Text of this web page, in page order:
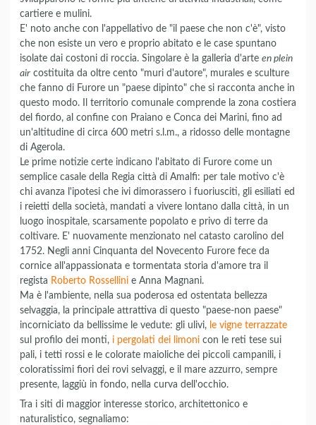
cartiere e mulini.
E' noto anche con l'appellativo de "il paese che non c'è", visto
che non esiste un vero e proprio abitato e le case spuntano
isolate dai costoni di roccia. Singolare è la galleria d'arte en plein
air costituita da oltre cento "muri d'autore", murales e sculture
che fanno di Furore un "paese dipinto" che si racconta anche in
questo modo. Il territorio comunale comprende la zona costiera
del fiordo, al confine con Praiano e Conca dei Marini, fino ad
un'altitudine di circa 600 metri s.l.m., a ridosso delle montagne
di Agerola.
Le prime notizie certe indicano l'abitato di Furore come un
semplice casale della Regia città di Amalfi: per tale motivo c'è
chi avanza l'ipotesi che ivi dimorassero i fuoriusciti, gli esiliati ed
i reietti della società, mandati a vivere lontano dalla città, in un
luogo inospitale, scarsamente popolato e privo di terre da
coltivare. E' nuovamente menzionato nel catasto carolino del
1752. Negli anni Cinquanta del Novecento Furore fece da
cornice all'appassionata e tormentata storia d'amore tra il
regista Roberto Rossellini e Anna Magnani.
Ma è l'ambiente, nella sua poderosa ed ostentata bellezza
selvaggia, la principale attrattiva di questo "paese-non paese"
incorniciato da bellissime le vedute: gli ulivi, le vigne terrazzate
sul profilo dei monti, i pergolati dei limoni con le reti tese sui
pali, i tetti rossi e le colorate maioliche dei piccoli campanili, i
coloratissimi fiori dei rovi selvaggi, e il mare azzurro, sempre
presente, laggiù in fondo, nella curva dell'occhio.
Tra i siti di maggior interesse storico, architettonico e
naturalistico, segnaliamo: